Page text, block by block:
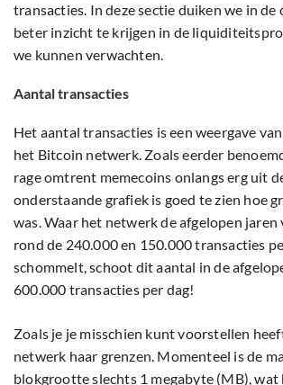
transacties. In deze sectie duiken we in
beter inzicht te krijgen in de
we kunnen verwachten.
Aantal transacties
Het aantal transacties is een weergave
het Bitcoin netwerk. Zoals eerder
rage omtrent memecoins onlangs erg uit
onderstaande grafiek is goed te zien hoe
was. Waar het netwerk de afgelopen
rond de 240.000 en 150.000 transacties
schommelt, schoot dit aantal in de
600.000 transacties per dag!
Zoals je je misschien kunt voorstellen
netwerk haar grenzen. Momenteel is de
blokgrootte slechts 1 megabyte (MB),